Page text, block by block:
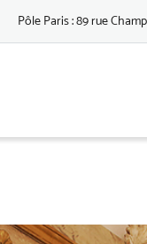
Pôle Paris : 89 rue